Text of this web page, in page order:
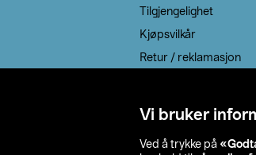
Vi bruker
Ved å trykke på
Tilgjengelighet
Kjøpsvilkår
Retur / reklamasjon